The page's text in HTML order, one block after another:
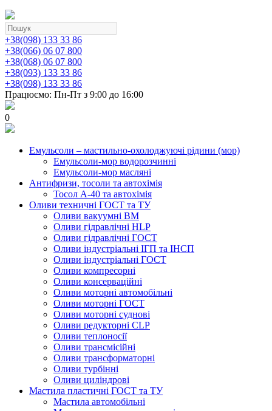
+38(098) 133 33 86
+38(066) 06 07 800
+38(068) 06 07 800
+38(093) 133 33 86
+38(098) 133 33 86
Працюємо: Пн-Пт з 9:00 до 16:00
0
Емульсоли – мастильно-охолоджуючі рідини (мор)
Емульсоли-мор водорозчинні
Емульсоли-мор масляні
Антифризи, тосоли та автохімія
Тосол А-40 та автохімія
Оливи техничні ГОСТ та ТУ
Оливи вакуумні ВМ
Оливи гідравлічні HLP
Оливи гідравлічні ГОСТ
Оливи індустріальні ІГП та ІНСП
Оливи індустріальні ГОСТ
Оливи компресорні
Оливи консерваційні
Оливи моторні автомобільні
Оливи моторні ГОСТ
Оливи моторні суднові
Оливи редукторні CLP
Оливи теплоносії
Оливи трансмісійні
Оливи трансформаторні
Оливи турбінні
Оливи циліндрові
Мастила пластичні ГОСТ та ТУ
Мастила автомобільні